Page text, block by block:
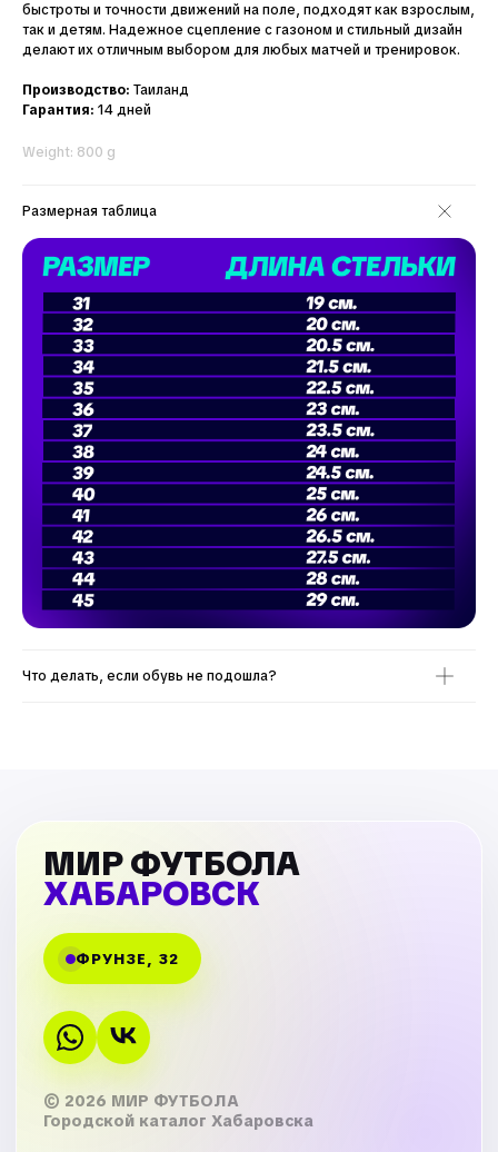
быстроты и точности движений на поле, подходят как взрослым,
так и детям. Надежное сцепление с газоном и стильный дизайн
делают их отличным выбором для любых матчей и тренировок.
Производство: Таиланд
Гарантия: 14 дней
Weight: 800 g
Размерная таблица
Что делать, если обувь не подошла?
МИР ФУТБОЛА
ХАБАРОВСК
ФРУНЗЕ, 32
© 2026 МИР ФУТБОЛА
Городской каталог Хабаровска